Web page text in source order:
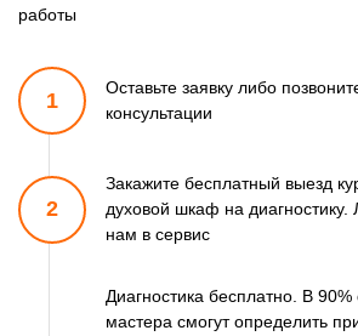
работы
1
Оставьте заявку либо
консультации
2
Закажите бесплатный выезд
духовой шкаф на
нам в сервис
Диагностика бесплатно. В
мастера смогутопределить